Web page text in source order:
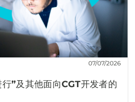
07/07/2026
”及其他面向CGT开发者的